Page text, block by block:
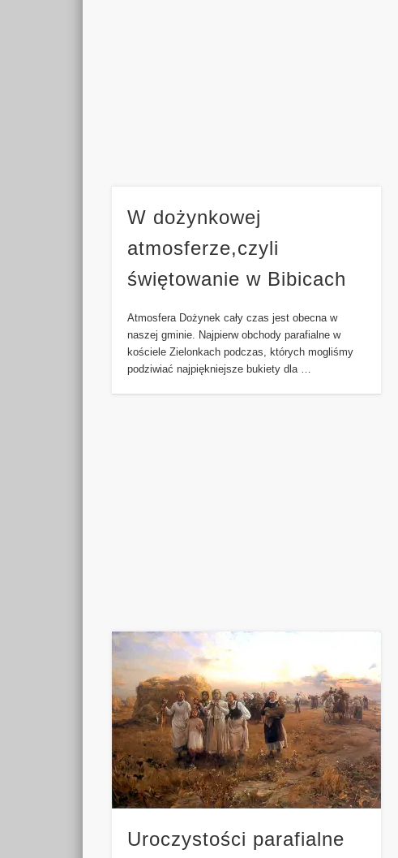
W dożynkowej
atmosferze,czyli
świętowanie w Bibicach
Atmosfera Dożynek cały czas jest obecna w
naszej gminie. Najpierw obchody parafialne w
kościele Zielonkach podczas, których mogliśmy
podziwiać najpiękniejsze bukiety dla …
Uroczystości parafialne